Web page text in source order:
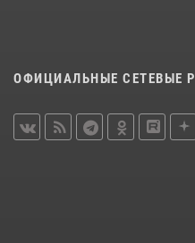
ОФИЦИАЛЬНЫЕ СЕТЕВЫЕ